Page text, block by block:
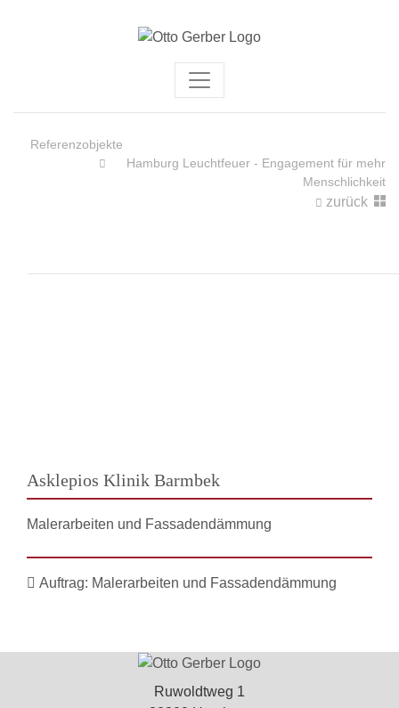
Referenzobjekte
Hamburg Leuchtfeuer - Engagement für mehr
Menschlichkeit
zurück
Asklepios Klinik Barmbek
Malerarbeiten und Fassadendämmung
Auftrag: Malerarbeiten und Fassadendämmung
Ruwoldtweg 1